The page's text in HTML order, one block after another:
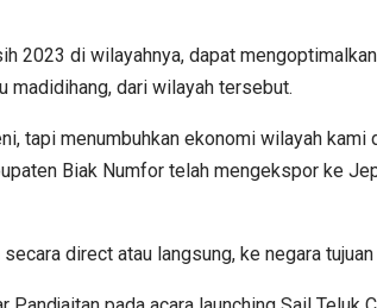
2023 di wilayahnya, dapat
madidihang, dari wilayah tersebut.
tapi menumbuhkan ekonomi wilayah kami
Biak Numfor telah mengekspor ke
direct atau langsung, ke negara